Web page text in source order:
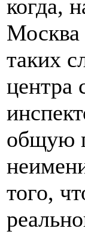
когда,
Москва
таких
общую
того,